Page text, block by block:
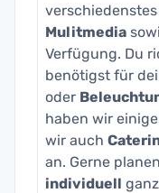
verschiedenstes
Mulitmedia
Verfügung. Du
benötigst für
oder
haben wir
wir auch
an. Gerne
individuell